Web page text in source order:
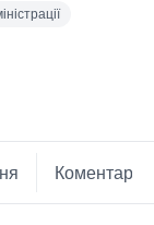
Коментарі